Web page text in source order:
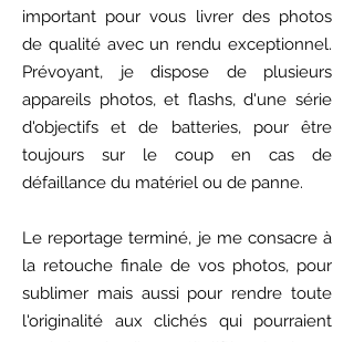
important pour vous livrer des photos
de qualité avec un rendu exceptionnel.
Prévoyant, je dispose de plusieurs
appareils photos, et flashs, d'une série
d'objectifs et de batteries, pour être
toujours sur le coup en cas de
défaillance du matériel ou de panne.
Le reportage terminé, je me consacre à
la retouche finale de vos photos, pour
sublimer mais aussi pour rendre toute
l'originalité aux clichés qui pourraient